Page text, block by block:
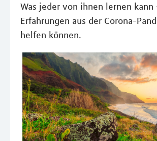
Was jeder von ihnen lernen kann
Erfahrungen aus der Corona-
helfen können.